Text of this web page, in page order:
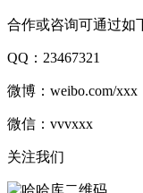
合作或咨询可通过如
QQ：23467321
微博：weibo.com/xxx
微信：vvvxxx
关注我们